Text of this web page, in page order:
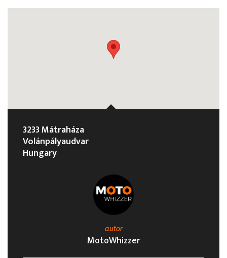
3233 Mátraháza
Volánpályaudvar
Hungary
autor
MotoWhizzer